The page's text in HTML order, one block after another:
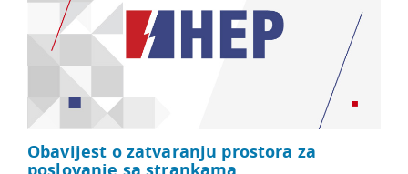
Obavijest o zatvaranju prostora za